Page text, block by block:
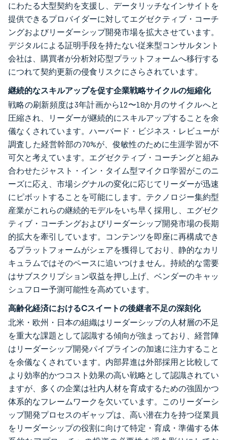
にわたる大型契約を支援し、データリッチなインサイトを
提供できるプロバイダーに対してエグゼクティブ・コーチ
ングおよびリーダーシップ開発市場を拡大させています。
デジタルによる証明手段を持たない従来型コンサルタント
会社は、購買者が分析対応型プラットフォームへ移行する
につれて契約更新の侵食リスクにさらされています。
継続的なスキルアップを促す企業戦略サイクルの短縮化
戦略の刷新頻度は3年計画から12〜18か月のサイクルへと
圧縮され、リーダーが継続的にスキルアップすることを余
儀なくされています。ハーバード・ビジネス・レビューが
調査した経営幹部の70%が、俊敏性のために生涯学習が不
可欠と考えています。エグゼクティブ・コーチングと組み
合わせたジャスト・イン・タイム型マイクロ学習がこのニ
ーズに応え、市場シグナルの変化に応じてリーダーが迅速
にピボットすることを可能にします。テクノロジー集約型
産業がこれらの継続的モデルをいち早く採用し、エグゼク
ティブ・コーチングおよびリーダーシップ開発市場の長期
的拡大を牽引しています。コンテンツを即座に再構成でき
るプラットフォームがシェアを獲得しており、静的なカリ
キュラムではそのペースに追いつけません。持続的な需要
はサブスクリプション収益を押し上げ、ベンダーのキャッ
シュフロー予測可能性を高めています。
高齢化経済におけるCスイートの後継者不足の深刻化
北米・欧州・日本の組織はリーダーシップの人材層の不足
を重大な課題として認識する傾向が強まっており、経営陣
はリーダーシップ開発パイプラインの加速に注力すること
を余儀なくされています。内部昇進は外部採用と比較して
より効率的かつコスト効果の高い戦略として認識されてい
ますが、多くの企業は社内人材を育成するための強固かつ
体系的なフレームワークを欠いています。このリーダーシ
ップ開発プロセスのギャップは、高い潜在力を持つ従業員
をリーダーシップの役割に向けて特定・育成・準備する体